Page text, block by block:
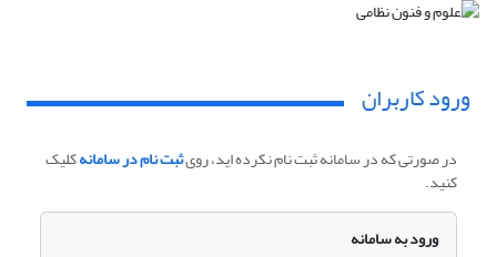
ورود کاربران
در صورتی که در سامانه ثبت نام نکرده اید، رویثبت نام در سامانهکلیک
کنید.
ورود به سامانه